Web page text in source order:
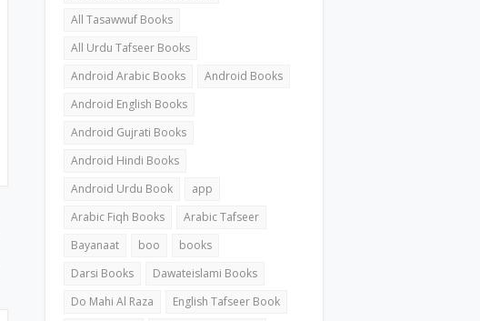
All Tasawwuf Books
All Urdu Tafseer Books
Android Arabic Books
Android Books
Android English Books
Android Gujrati Books
Android Hindi Books
Android Urdu Book
app
Arabic Fiqh Books
Arabic Tafseer
Bayanaat
boo
books
Darsi Books
Dawateislami Books
Do Mahi Al Raza
English Tafseer Book